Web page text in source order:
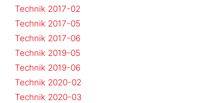
Technik 2017-02
Technik 2017-05
Technik 2017-06
Technik 2019-05
Technik 2019-06
Technik 2020-02
Technik 2020-03